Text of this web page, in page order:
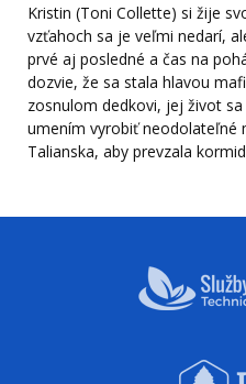
Kristin (Toni Collette) si žije
vzťahoch sa je veľmi nedarí,
prvé aj posledné a čas na
dozvie, že sa stala hlavou
zosnulom dedkovi, jej život
umením vyrobiť neodolateľné
Talianska, aby prevzala